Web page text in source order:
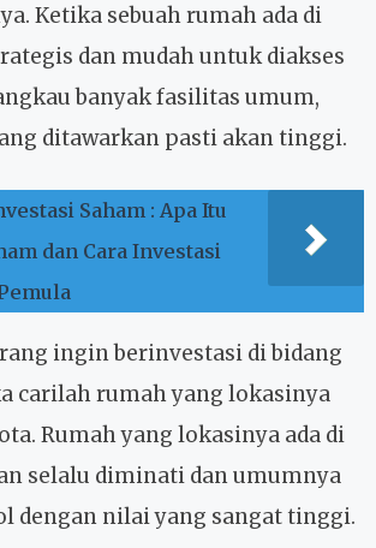
Ketika sebuah rumah ada di
dan mudah untuk diakses
banyak fasilitas umum,
ditawarkan pasti akan tinggi.
Saham : Apa Itu
dan Cara Investasi
ingin berinvestasi di bidang
carilah rumah yang lokasinya
Rumah yang lokasinya ada di
selalu diminati dan umumnya
dengan nilai yang sangat tinggi.